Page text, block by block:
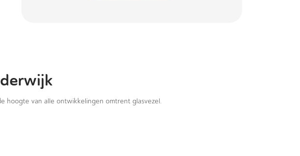
hoogte van alle ontwikkelingen omtrent glasvezel.